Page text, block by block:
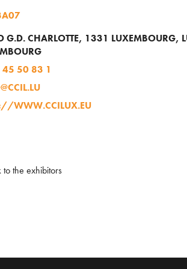
G.D. CHARLOTTE, 1331 LUXEMBOURG,
45 50 83 1
WWW.CCILUX.EU
to the exhibitors